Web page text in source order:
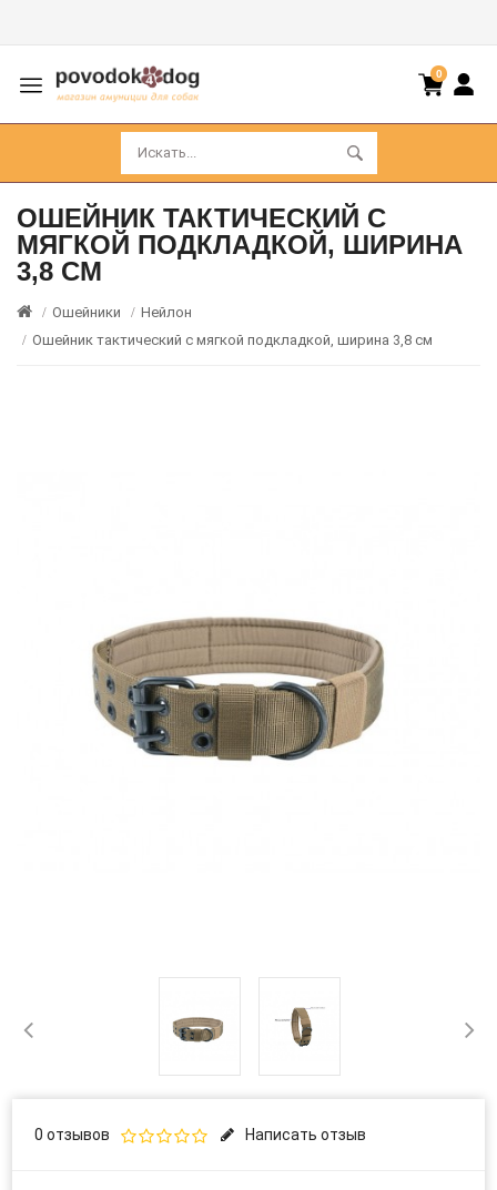
0
ОШЕЙНИК ТАКТИЧЕСКИЙ С
МЯГКОЙ ПОДКЛАДКОЙ, ШИРИНА
3,8 СМ
Ошейники
Нейлон
Ошейник тактический с мягкой подкладкой, ширина 3,8 см
0 отзывов Написать отзыв